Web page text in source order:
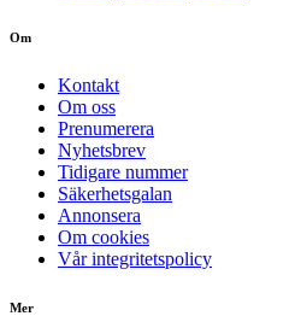
Om
Kontakt
Om oss
Prenumerera
Nyhetsbrev
Tidigare nummer
Säkerhetsgalan
Annonsera
Om cookies
Vår integritetspolicy
Mer